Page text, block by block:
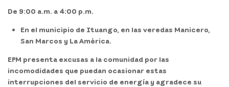
De 9:00 a.m. a 4:00 p.m.
En el municipio de Ituango, en las veredas Manicero,
San Marcos y La América.
EPM presenta excusas a la comunidad por las
incomodidades que puedan ocasionar estas
interrupciones del servicio de energía y agradece su